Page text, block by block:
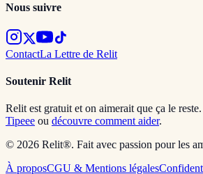
Nous suivre
ContactLa Lettre de Relit
Soutenir Relit
Relit est gratuit et on aimerait que ça le reste.
Tipeee ou découvre comment aider.
© 2026 Relit®. Fait avec passion pour les
À proposCGU & Mentions légales